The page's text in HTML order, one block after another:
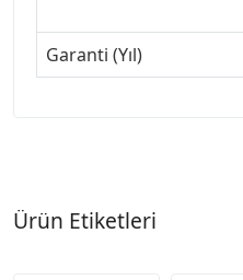
Garanti (Yıl)
Ürün Etiketleri